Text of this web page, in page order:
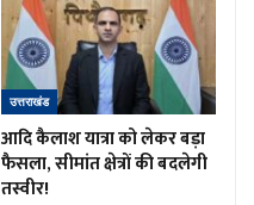
उत्तराखंड
आदि कैलाश यात्रा को लेकर बड़ा
फैसला, सीमांत क्षेत्रों की बदलेगी
तस्वीर!